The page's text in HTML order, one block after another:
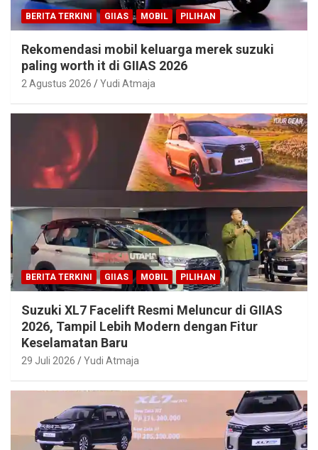
BERITA TERKINI GIIAS MOBIL PILIHAN
Rekomendasi mobil keluarga merek suzuki
paling worth it di GIIAS 2026
2 Agustus 2026 Yudi Atmaja
BERITA TERKINI GIIAS MOBIL PILIHAN
Suzuki XL7 Facelift Resmi Meluncur di GIIAS
2026, Tampil Lebih Modern dengan Fitur
Keselamatan Baru
29 Juli 2026 Yudi Atmaja